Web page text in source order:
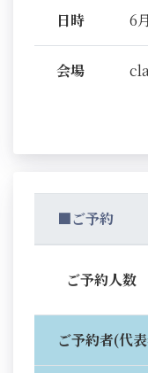
日時 6
会場
■ご予約
ご予約人数
ご予約者(代